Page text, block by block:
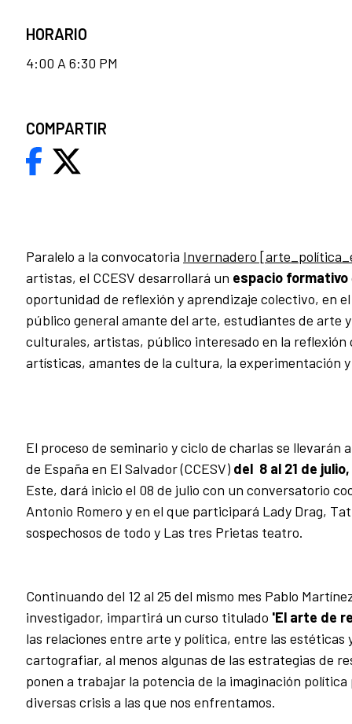
Paralelo a la convocatoria Invernadero [
artistas, el CCESV desarrollará un espacio formativo
oportunidad de reflexión y aprendizaje colectivo, en
público general amante del arte, estudiantes de arte
culturales, artistas, público interesado en la reflexión
artísticas, amantes de la cultura, la experimentación
El proceso de seminario y ciclo de charlas se llevarán
de España en El Salvador (CCESV) del 8 al 21 de julio,
Este, dará inicio el 08 de julio con un conversatorio
Antonio Romero y en el que participará Lady Drag,
sospechosos de todo y Las tres Prietas teatro.
Continuando del 12 al 25 del mismo mes Pablo
investigador, impartirá un curso titulado 'El arte de
las relaciones entre arte y política, entre las estéticas
cartografiar, al menos algunas de las estrategias de
ponen a trabajar la potencia de la imaginación
diversas crisis a las que nos enfrentamos.
HORARIO
4:00 A 6:30 PM
COMPARTIR